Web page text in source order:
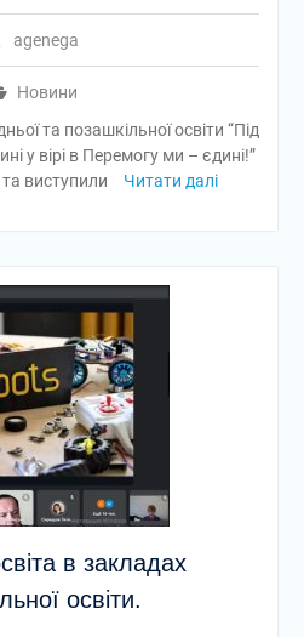
agenega
Новини
та позашкільної освіти “Під
у вірі в Перемогу ми – єдині!”
виступили
Читати далі
в закладах
освіти.